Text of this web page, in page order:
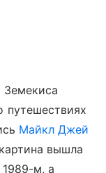
Земекиса
путешествиях
Майкл Джей
вышла
м, а